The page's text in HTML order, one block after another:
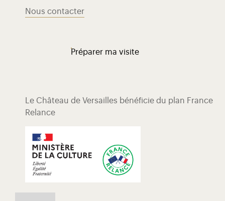
Nous contacter
Préparer ma visite
Le Château de Versailles bénéficie du plan France
Relance